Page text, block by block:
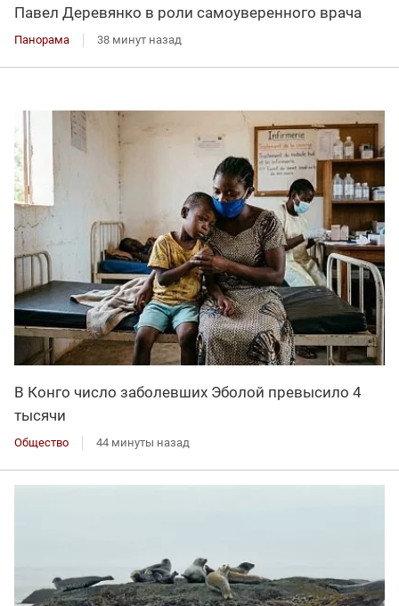
Павел Деревянко в роли самоуверенного врача
Панорама 38 минут назад
В Конго число заболевших Эболой превысило 4
тысячи
Общество 44 минуты назад